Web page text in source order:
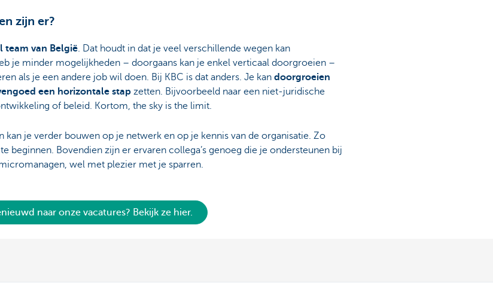
zijn er?
team van België. Dat houdt in dat je veel verschillende wegen kan
je minder mogelijkheden – doorgaans kan je enkel verticaal doorgroeien –
als je een andere job wil doen. Bij KBC is dat anders. Je kan doorgroeien
een horizontale stap zetten. Bijvoorbeeld naar een niet-juridische
of beleid. Kortom, the sky is the limit.
kan je verder bouwen op je netwerk en op je kennis van de organisatie. Zo
beginnen. Bovendien zijn er ervaren collega’s genoeg die je ondersteunen bij
wel met plezier met je sparren.
naar onze vacatures? Bekijk ze hier.